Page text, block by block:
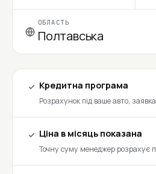
ОБЛАСТЬ
Полтавська
Кредитна програма
Розрахунок під ваше авто,
Ціна в місяць показана
Точну суму менеджер розрахує